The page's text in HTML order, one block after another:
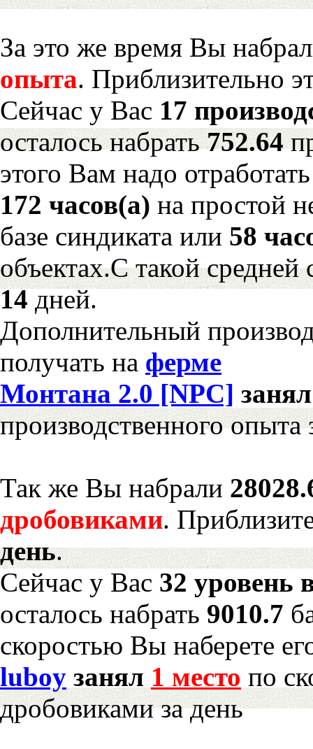
За это же время Вы
опыта. Приблизительно
Сейчас у Вас 17
осталось набрать752.64
этого Вам надо отработать
172 часов(а) на простой
базе синдиката или 58
объектах.С такой средней
14дней.
Дополнительный
получать на ферме
Монтана 2.0 [NPC]
производственного опыта
Так же Вы набрали
дробовиками.
день.
Сейчас у Вас 32 уровень
осталось набрать 9010.7
скоростью Вы наберете
luboy занял 1 место по
дробовиками за день